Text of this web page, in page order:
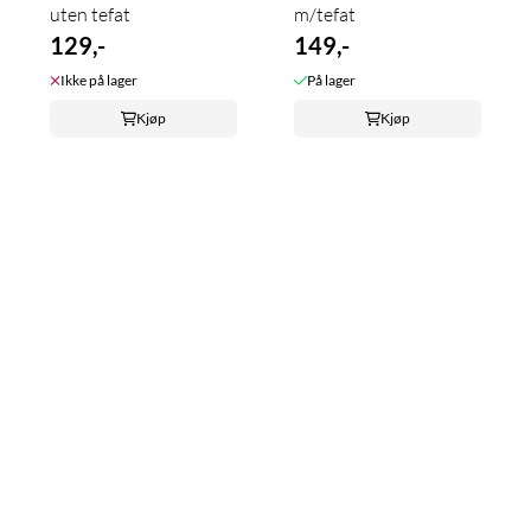
uten tefat
129,-
Ikke på lager
Kjøp
m/tefat
149,-
På lager
Kjøp